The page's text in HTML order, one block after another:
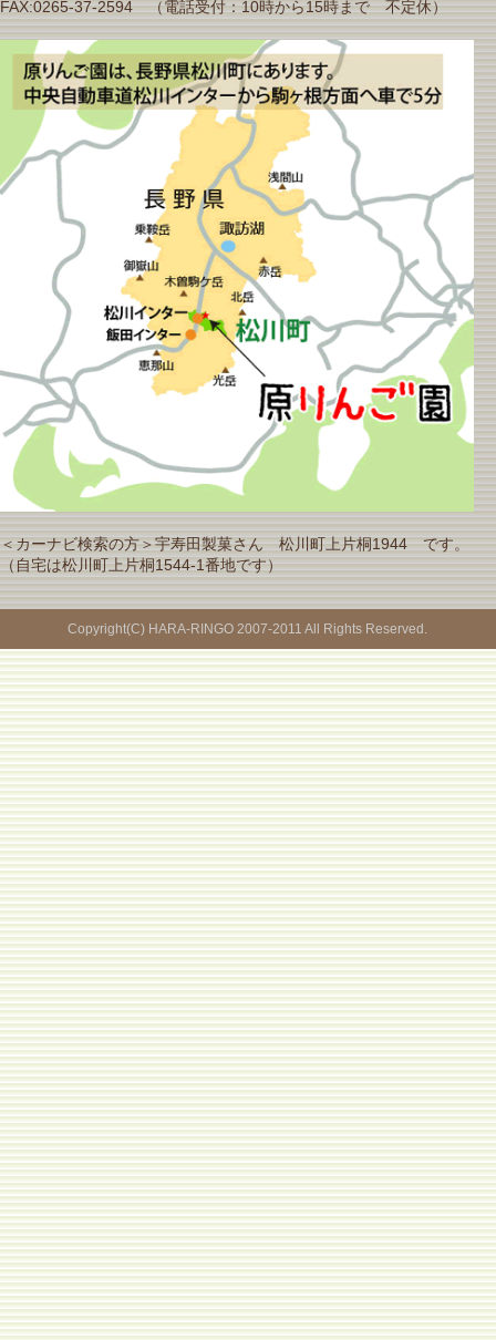
FAX:0265-37-2594 （電話受付：10時から15時まで 不定休）
＜カーナビ検索の方＞宇寿田製菓さん 松川町上片桐1944 です。
（自宅は松川町上片桐1544-1番地です）
Copyright(C) HARA-RINGO 2007-2011 All Rights Reserved.